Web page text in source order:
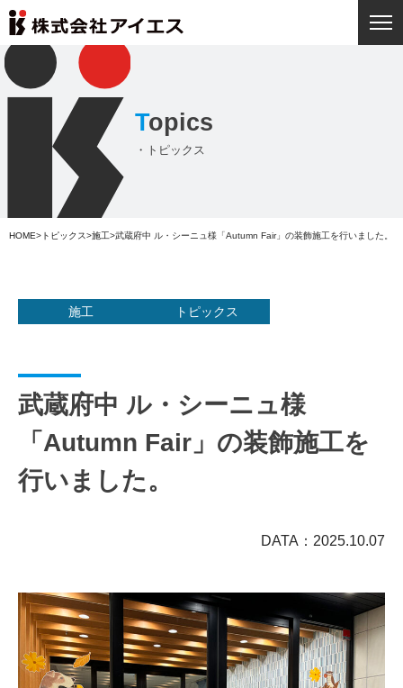
Topics
・トピックス
HOME> トピックス>施工>武蔵府中 ル・シーニュ様「Autumn Fair」の装飾施工を行いました。
施工 トピックス
武蔵府中 ル・シーニュ様
「Autumn Fair」の装飾施工を
行いました。
DATA：2025.10.07